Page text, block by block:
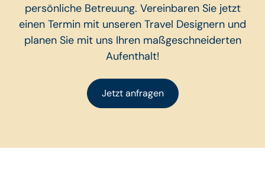
persönliche Betreuung. Vereinbaren Sie jetzt
einen Termin mit unseren Travel Designern und
planen Sie mit uns Ihren maßgeschneiderten
Aufenthalt!
Jetzt anfragen